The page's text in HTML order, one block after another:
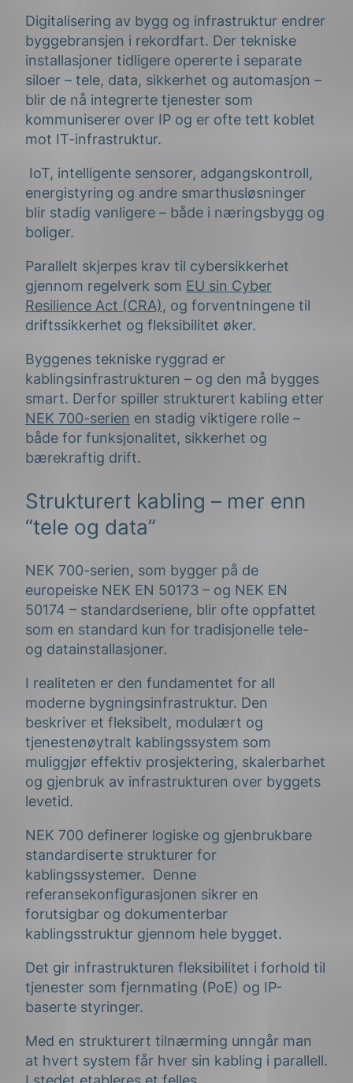
Digitalisering av bygg og infrastruktur endrer
byggebransjen i rekordfart. Der tekniske
installasjoner tidligere opererte i separate
siloer – tele, data, sikkerhet og automasjon –
blir de nå integrerte tjenester som
kommuniserer over IP og er ofte tett koblet
mot IT-infrastruktur.
IoT, intelligente sensorer, adgangskontroll,
energistyring og andre smarthusløsninger
blir stadig vanligere – både i næringsbygg og
boliger.
Parallelt skjerpes krav til cybersikkerhet
gjennom regelverk som EU sin Cyber
Resilience Act (CRA), og forventningene til
driftssikkerhet og fleksibilitet øker.
Byggenes tekniske ryggrad er
kablingsinfrastrukturen – og den må bygges
smart. Derfor spiller strukturert kabling etter
NEK 700-serien en stadig viktigere rolle –
både for funksjonalitet, sikkerhet og
bærekraftig drift.
Strukturert kabling – mer enn
“tele og data”
NEK 700-serien, som bygger på de
europeiske NEK EN 50173 – og NEK EN
50174 – standardseriene, blir ofte oppfattet
som en standard kun for tradisjonelle tele-
og datainstallasjoner.
I realiteten er den fundamentet for all
moderne bygningsinfrastruktur. Den
beskriver et fleksibelt, modulært og
tjenestenøytralt kablingssystem som
muliggjør effektiv prosjektering, skalerbarhet
og gjenbruk av infrastrukturen over byggets
levetid.
NEK 700 definerer logiske og gjenbrukbare
standardiserte strukturer for
kablingssystemer. Denne
referansekonfigurasjonen sikrer en
forutsigbar og dokumenterbar
kablingsstruktur gjennom hele bygget.
Det gir infrastrukturen fleksibilitet i forhold til
tjenester som fjernmating (PoE) og IP-
baserte styringer.
Med en strukturert tilnærming unngår man
at hvert system får hver sin kabling i parallell.